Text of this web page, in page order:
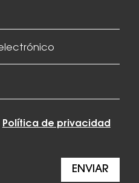
Política de privacidad
ENVIAR